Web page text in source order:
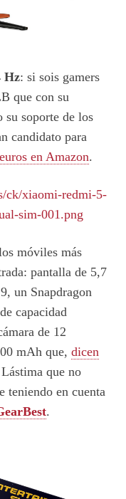
Hz: si sois gamers
que con su
su soporte de los
candidato para
en Amazon.
móviles más
pantalla de 5,7
un Snapdragon
capacidad
de 12
mAh que, dicen
que no
teniendo en cuenta
.